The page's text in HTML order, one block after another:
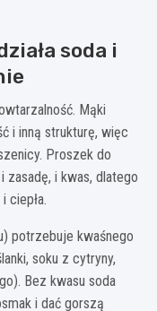
soda i
Mąki
i inną strukturę, więc
Proszek do
zasadę, i kwas, dlatego
ciepła.
potrzebuje kwaśnego
soku z cytryny,
Bez kwasu soda
i dać gorszą